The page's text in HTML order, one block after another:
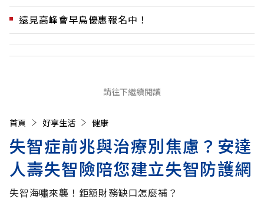
遠見高峰會早鳥優惠報名中！
請往下繼續閱讀
首頁 好享生活 健康
失智症前兆與治療別焦慮？安達
人壽失智險陪您建立失智防護網
失智海嘯來襲！鉅額財務缺口怎麼補？